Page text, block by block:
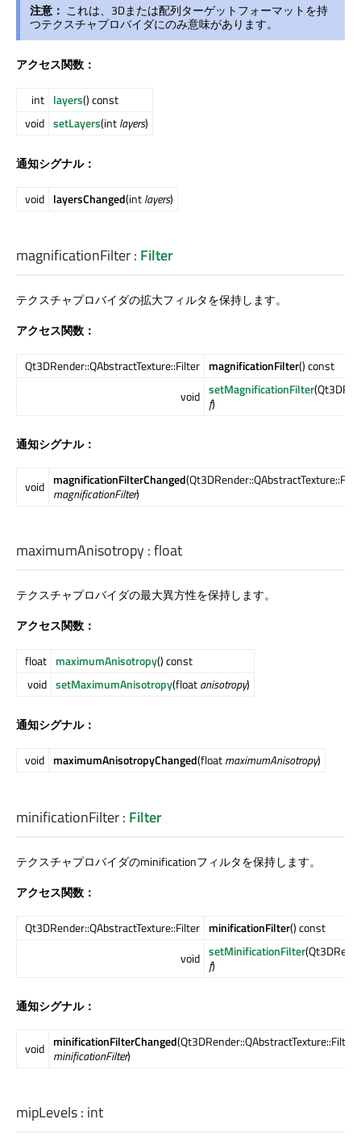
注意： これは、3Dまたは配列ターゲットフォーマットを持
つテクスチャプロバイダにのみ意味があります。
アクセス関数：
int layers() const
void setLayers(intlayers)
通知シグナル：
void layersChanged(intlayers)
magnificationFilter: Filter
テクスチャプロバイダの拡大フィルタを保持します。
アクセス関数：
Qt3DRender::QAbstractTexture::Filter magnificationFilter() const
void setMagnificationFilter
f)
通知シグナル：
void magnificationFilterChanged
magnificationFilter)
maximumAnisotropy:float
テクスチャプロバイダの最大異方性を保持します。
アクセス関数：
float maximumAnisotropy() const
void setMaximumAnisotropy(floatanisotropy)
通知シグナル：
void maximumAnisotropyChanged(floatmaximumAnisotropy)
minificationFilter: Filter
テクスチャプロバイダのminificationフィルタを保持します。
アクセス関数：
Qt3DRender::QAbstractTexture::Filter minificationFilter() const
void setMinificationFilter
f)
通知シグナル：
void minificationFilterChanged(Qt3DRender::QAbstractTexture::Filter
minificationFilter)
mipLevels: int